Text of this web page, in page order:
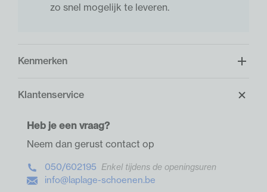
zo snel mogelijk te leveren.
Kenmerken
Klantenservice
Heb je een vraag?
Neem dan gerust contact op
050/602195 Enkel tijdens de openingsuren
info@laplage-schoenen.be